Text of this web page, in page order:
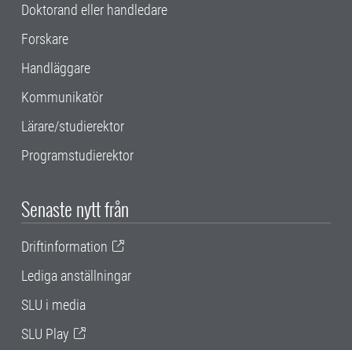
Doktorand eller handledare
Forskare
Handläggare
Kommunikatör
Lärare/studierektor
Programstudierektor
Senaste nytt från
Driftinformation
Lediga anställningar
SLU i media
SLU Play